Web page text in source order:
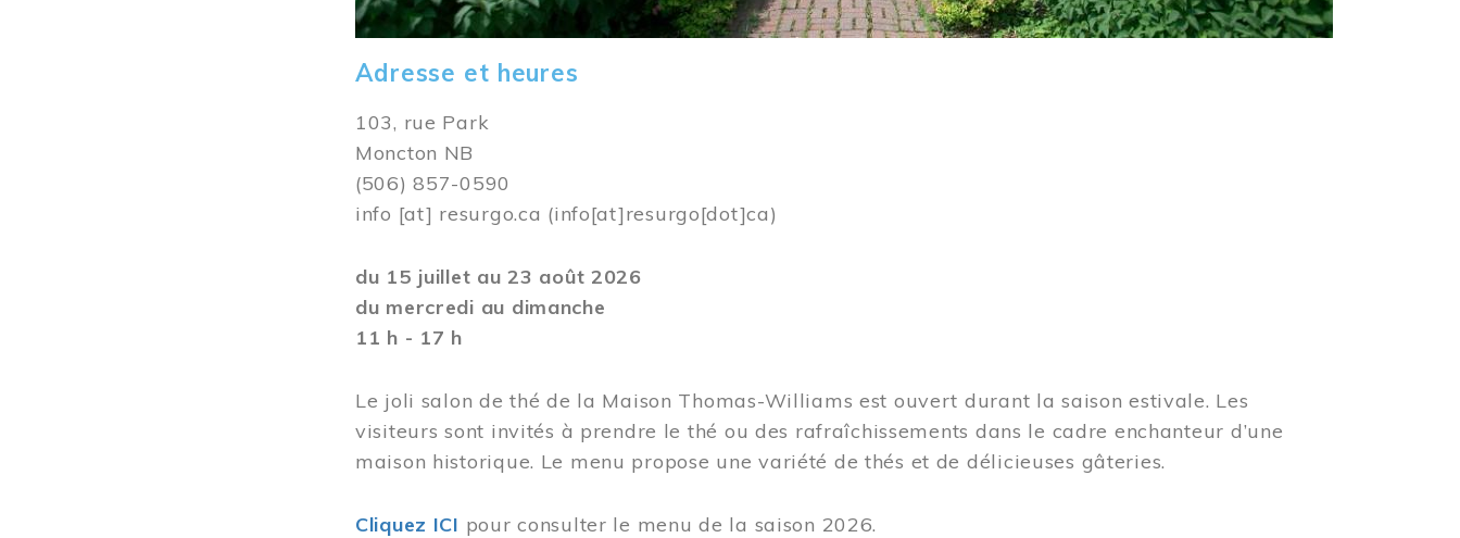
Adresse et heures
103, rue Park
Moncton NB
(506) 857-0590
info [at] resurgo.ca (info[at]resurgo[dot]ca)
du 15 juillet au 23 août 2026
du mercredi au dimanche
11 h - 17 h
Le joli salon de thé de la Maison Thomas-Williams est ouvert durant la saison estivale. Les
visiteurs sont invités à prendre le thé ou des rafraîchissements dans le cadre enchanteur d’une
maison historique. Le menu propose une variété de thés et de délicieuses gâteries.
Cliquez ICI pour consulter le menu de la saison 2026.